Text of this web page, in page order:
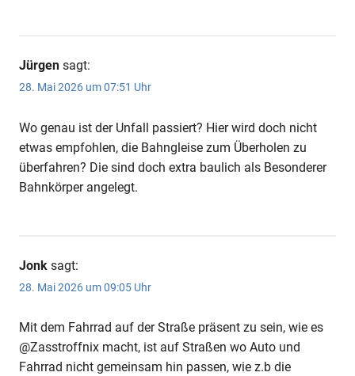
Jürgen sagt:
28. Mai 2026 um 07:51 Uhr
Wo genau ist der Unfall passiert? Hier wird doch nicht
etwas empfohlen, die Bahngleise zum Überholen zu
überfahren? Die sind doch extra baulich als Besonderer
Bahnkörper angelegt.
Jonk sagt:
28. Mai 2026 um 09:05 Uhr
Mit dem Fahrrad auf der Straße präsent zu sein, wie es
@Zasstroffnix macht, ist auf Straßen wo Auto und
Fahrrad nicht gemeinsam hin passen, wie z.b die